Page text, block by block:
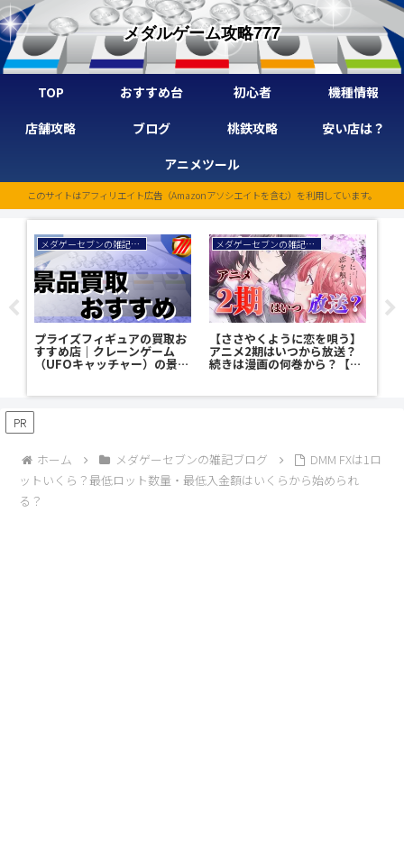
メダルゲーム攻略777
TOP おすすめ台 初心者
機種情報
店舗攻略
ブログ 桃鉄攻略
安い店は？
アニメツール
このサイトはアフィリエイト広告（Amazonアソシエイトを含む）を利用しています。
メダゲーセブンの雑記ブログ
プライズフィギュアの買取お
すすめ店｜クレーンゲーム
（UFOキャッチャー）の景品
メダゲーセブンの雑記ブログ
【ささやくように恋を唄う】
アニメ2期はいつから放送？
続きは漫画の何巻から？【続
PR
ホーム メダゲーセブンの雑記ブログ
DMM FXは1ロ
ットいくら？最低ロット数量・最低入金額はいくらから始められ
る？